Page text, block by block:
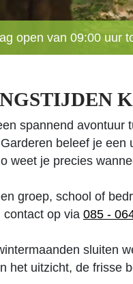
open van 09:00 uur
spannend avontuur
beleef je
weet je precies
groep, school of
contact op via 085 -
sluiten
het uitzicht, de frisse